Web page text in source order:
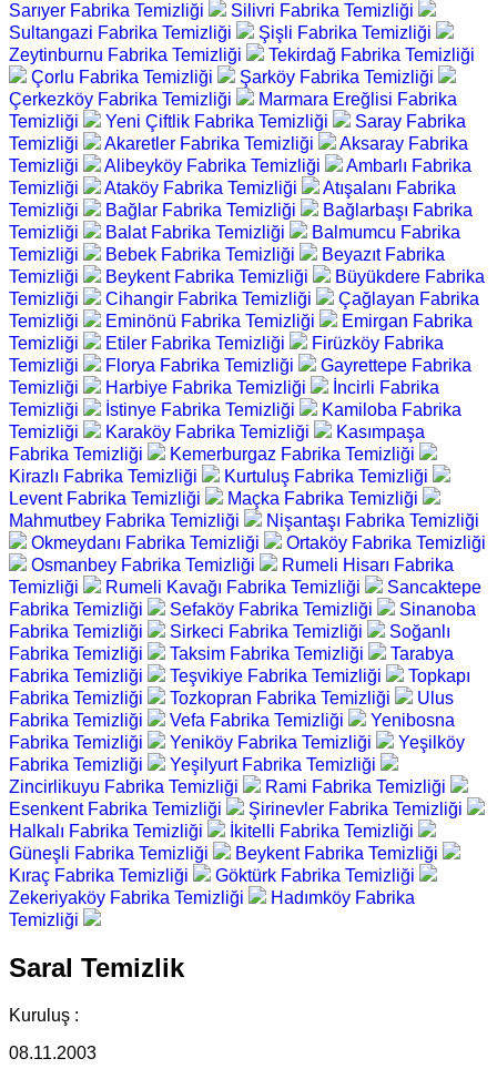
Sarıyer Fabrika Temizliği
Silivri Fabrika Temizliği
Sultangazi Fabrika Temizliği
Şişli Fabrika Temizliği
Zeytinburnu Fabrika Temizliği
Tekirdağ Fabrika Temizliği
Çorlu Fabrika Temizliği
Şarköy Fabrika Temizliği
Çerkezköy Fabrika Temizliği
Marmara Ereğlisi Fabrika
Temizliği
Yeni Çiftlik Fabrika Temizliği
Saray Fabrika
Temizliği
Akaretler Fabrika Temizliği
Aksaray Fabrika
Temizliği
Alibeyköy Fabrika Temizliği
Ambarlı Fabrika
Temizliği
Ataköy Fabrika Temizliği
Atışalanı Fabrika
Temizliği
Bağlar Fabrika Temizliği
Bağlarbaşı Fabrika
Temizliği
Balat Fabrika Temizliği
Balmumcu Fabrika
Temizliği
Bebek Fabrika Temizliği
Beyazıt Fabrika
Temizliği
Beykent Fabrika Temizliği
Büyükdere Fabrika
Temizliği
Cihangir Fabrika Temizliği
Çağlayan Fabrika
Temizliği
Eminönü Fabrika Temizliği
Emirgan Fabrika
Temizliği
Etiler Fabrika Temizliği
Firüzköy Fabrika
Temizliği
Florya Fabrika Temizliği
Gayrettepe Fabrika
Temizliği
Harbiye Fabrika Temizliği
İncirli Fabrika
Temizliği
İstinye Fabrika Temizliği
Kamiloba Fabrika
Temizliği
Karaköy Fabrika Temizliği
Kasımpaşa
Fabrika Temizliği
Kemerburgaz Fabrika Temizliği
Kirazlı Fabrika Temizliği
Kurtuluş Fabrika Temizliği
Levent Fabrika Temizliği
Maçka Fabrika Temizliği
Mahmutbey Fabrika Temizliği
Nişantaşı Fabrika Temizliği
Okmeydanı Fabrika Temizliği
Ortaköy Fabrika Temizliği
Osmanbey Fabrika Temizliği
Rumeli Hisarı Fabrika
Temizliği
Rumeli Kavağı Fabrika Temizliği
Sancaktepe
Fabrika Temizliği
Sefaköy Fabrika Temizliği
Sinanoba
Fabrika Temizliği
Sirkeci Fabrika Temizliği
Soğanlı
Fabrika Temizliği
Taksim Fabrika Temizliği
Tarabya
Fabrika Temizliği
Teşvikiye Fabrika Temizliği
Topkapı
Fabrika Temizliği
Tozkopran Fabrika Temizliği
Ulus
Fabrika Temizliği
Vefa Fabrika Temizliği
Yenibosna
Fabrika Temizliği
Yeniköy Fabrika Temizliği
Yeşilköy
Fabrika Temizliği
Yeşilyurt Fabrika Temizliği
Zincirlikuyu Fabrika Temizliği
Rami Fabrika Temizliği
Esenkent Fabrika Temizliği
Şirinevler Fabrika Temizliği
Halkalı Fabrika Temizliği
İkitelli Fabrika Temizliği
Güneşli Fabrika Temizliği
Beykent Fabrika Temizliği
Kıraç Fabrika Temizliği
Göktürk Fabrika Temizliği
Zekeriyaköy Fabrika Temizliği
Hadımköy Fabrika
Temizliği
Saral Temizlik
Kuruluş :
08.11.2003